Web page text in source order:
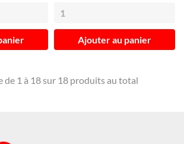
Ajouter au panier
de 1 à 18 sur 18 produits au total